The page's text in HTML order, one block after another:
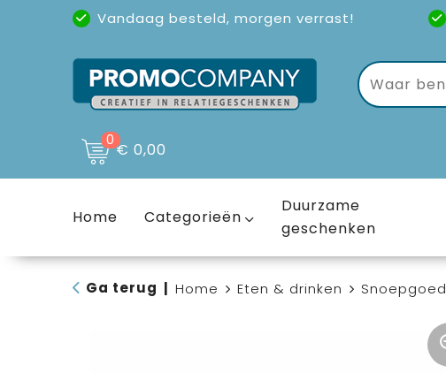
Vandaag besteld, morgen verrast!
Uitstekende reviews(4,6/5)
0€ 0,00
Home Categorieën
Duurzame
geschenken
Ga terug Home Eten & drinken Snoepgoed